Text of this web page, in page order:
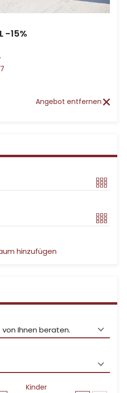
-15%
Angebot entfernen
hinzufügen
Kinder